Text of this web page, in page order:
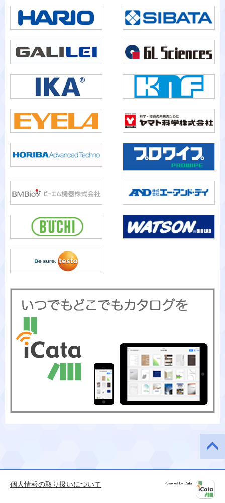
ージの
先頭へ
個人情報の取り扱いについて